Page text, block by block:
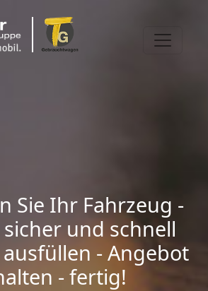
Sie Ihr Fahrzeug -
und schnell
- Angebot
- fertig!